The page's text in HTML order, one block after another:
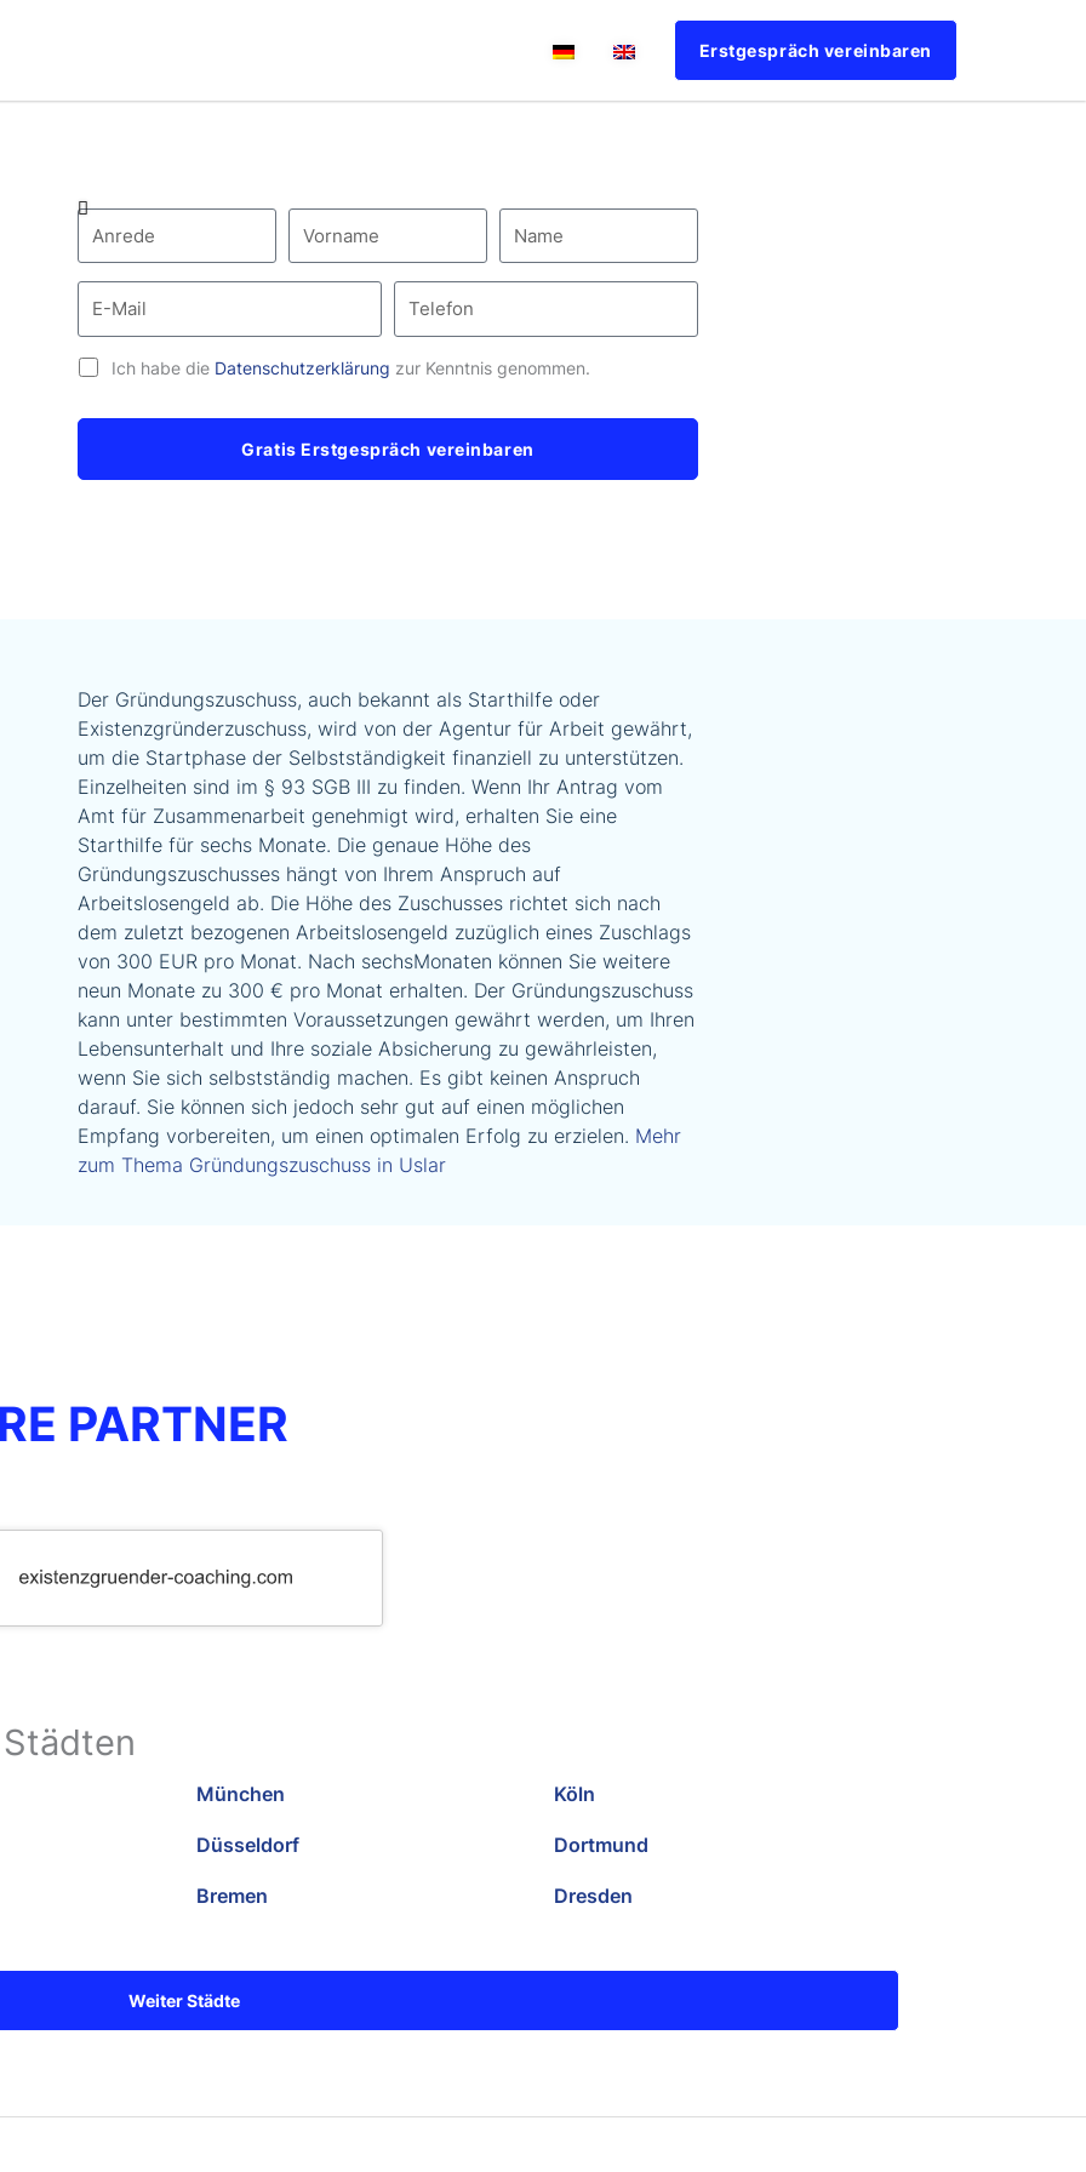
Erstgespräch vereinbaren
Ich habe die Datenschutzerklärung zur Kenntnis genommen.
Gratis Erstgespräch vereinbaren
Der Gründungszuschuss, auch bekannt als Starthilfe oder
Existenzgründerzuschuss, wird von der Agentur für Arbeit gewährt,
um die Startphase der Selbstständigkeit finanziell zu unterstützen.
Einzelheiten sind im § 93 SGB III zu finden. Wenn Ihr Antrag vom
Amt für Zusammenarbeit genehmigt wird, erhalten Sie eine
Starthilfe für sechs Monate. Die genaue Höhe des
Gründungszuschusses hängt von Ihrem Anspruch auf
Arbeitslosengeld ab. Die Höhe des Zuschusses richtet sich nach
dem zuletzt bezogenen Arbeitslosengeld zuzüglich eines Zuschlags
von 300 EUR pro Monat. Nach sechsMonaten können Sie weitere
neun Monate zu 300 € pro Monat erhalten. Der Gründungszuschuss
kann unter bestimmten Voraussetzungen gewährt werden, um Ihren
Lebensunterhalt und Ihre soziale Absicherung zu gewährleisten,
wenn Sie sich selbstständig machen. Es gibt keinen Anspruch
darauf. Sie können sich jedoch sehr gut auf einen möglichen
Empfang vorbereiten, um einen optimalen Erfolg zu erzielen. Mehr
zum Thema Gründungszuschuss in Uslar
PARTNER
München Köln
Düsseldorf Dortmund
Bremen Dresden
Weiter Städte